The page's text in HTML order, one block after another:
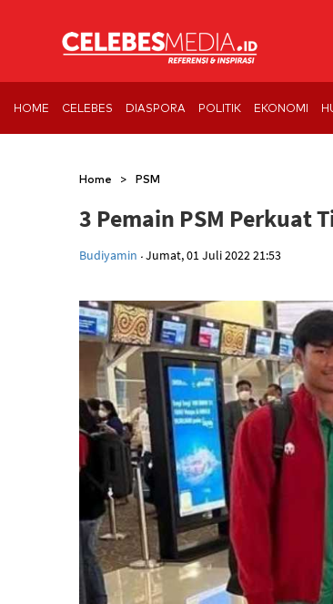
HOME CELEBES DIASPORA POLITIK EKONOMI
Home > PSM
3 Pemain PSM Perkuat
Budiyamin .Jumat, 01 Juli 2022 21:53